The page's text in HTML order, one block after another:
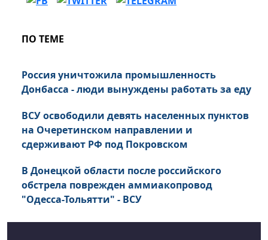
ПО ТЕМЕ
Россия уничтожила промышленность
Донбасса - люди вынуждены работать за еду
ВСУ освободили девять населенных пунктов
на Очеретинском направлении и
сдерживают РФ под Покровском
В Донецкой области после российского
обстрела поврежден аммиакопровод
"Одесса-Тольятти" - ВСУ